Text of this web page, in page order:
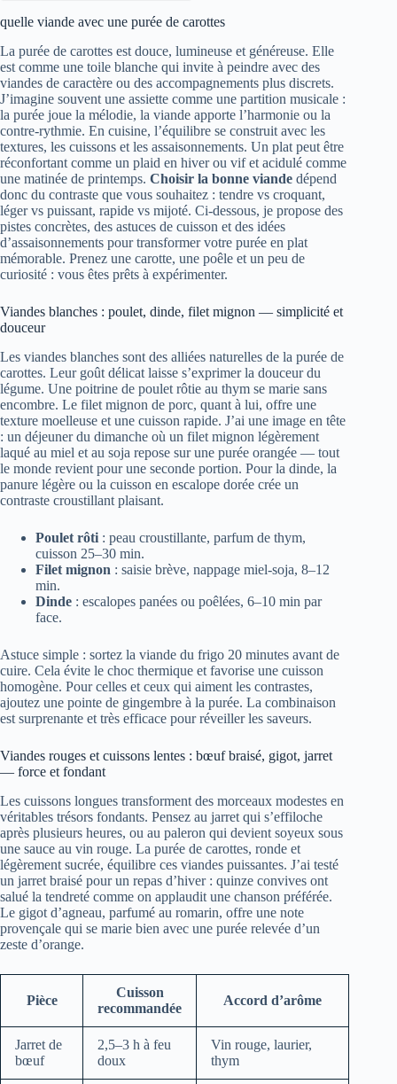
quelle viande avec une purée de carottes
La purée de carottes est douce, lumineuse et généreuse. Elle
est comme une toile blanche qui invite à peindre avec des
viandes de caractère ou des accompagnements plus discrets.
J’imagine souvent une assiette comme une partition musicale :
la purée joue la mélodie, la viande apporte l’harmonie ou la
contre-rythmie. En cuisine, l’équilibre se construit avec les
textures, les cuissons et les assaisonnements. Un plat peut être
réconfortant comme un plaid en hiver ou vif et acidulé comme
une matinée de printemps. Choisir la bonne viande dépend
donc du contraste que vous souhaitez : tendre vs croquant,
léger vs puissant, rapide vs mijoté. Ci-dessous, je propose des
pistes concrètes, des astuces de cuisson et des idées
d’assaisonnements pour transformer votre purée en plat
mémorable. Prenez une carotte, une poêle et un peu de
curiosité : vous êtes prêts à expérimenter.
Viandes blanches : poulet, dinde, filet mignon — simplicité et
douceur
Les viandes blanches sont des alliées naturelles de la purée de
carottes. Leur goût délicat laisse s’exprimer la douceur du
légume. Une poitrine de poulet rôtie au thym se marie sans
encombre. Le filet mignon de porc, quant à lui, offre une
texture moelleuse et une cuisson rapide. J’ai une image en tête
: un déjeuner du dimanche où un filet mignon légèrement
laqué au miel et au soja repose sur une purée orangée — tout
le monde revient pour une seconde portion. Pour la dinde, la
panure légère ou la cuisson en escalope dorée crée un
contraste croustillant plaisant.
Poulet rôti : peau croustillante, parfum de thym,
cuisson 25–30 min.
Filet mignon : saisie brève, nappage miel-soja, 8–12
min.
Dinde : escalopes panées ou poêlées, 6–10 min par
face.
Astuce simple : sortez la viande du frigo 20 minutes avant de
cuire. Cela évite le choc thermique et favorise une cuisson
homogène. Pour celles et ceux qui aiment les contrastes,
ajoutez une pointe de gingembre à la purée. La combinaison
est surprenante et très efficace pour réveiller les saveurs.
Viandes rouges et cuissons lentes : bœuf braisé, gigot, jarret
— force et fondant
Les cuissons longues transforment des morceaux modestes en
véritables trésors fondants. Pensez au jarret qui s’effiloche
après plusieurs heures, ou au paleron qui devient soyeux sous
une sauce au vin rouge. La purée de carottes, ronde et
légèrement sucrée, équilibre ces viandes puissantes. J’ai testé
un jarret braisé pour un repas d’hiver : quinze convives ont
salué la tendreté comme on applaudit une chanson préférée.
Le gigot d’agneau, parfumé au romarin, offre une note
provençale qui se marie bien avec une purée relevée d’un
zeste d’orange.
Pièce
Cuisson
recommandée
Accord d’arôme
Jarret de
bœuf
2,5–3 h à feu
doux
Vin rouge, laurier,
thym